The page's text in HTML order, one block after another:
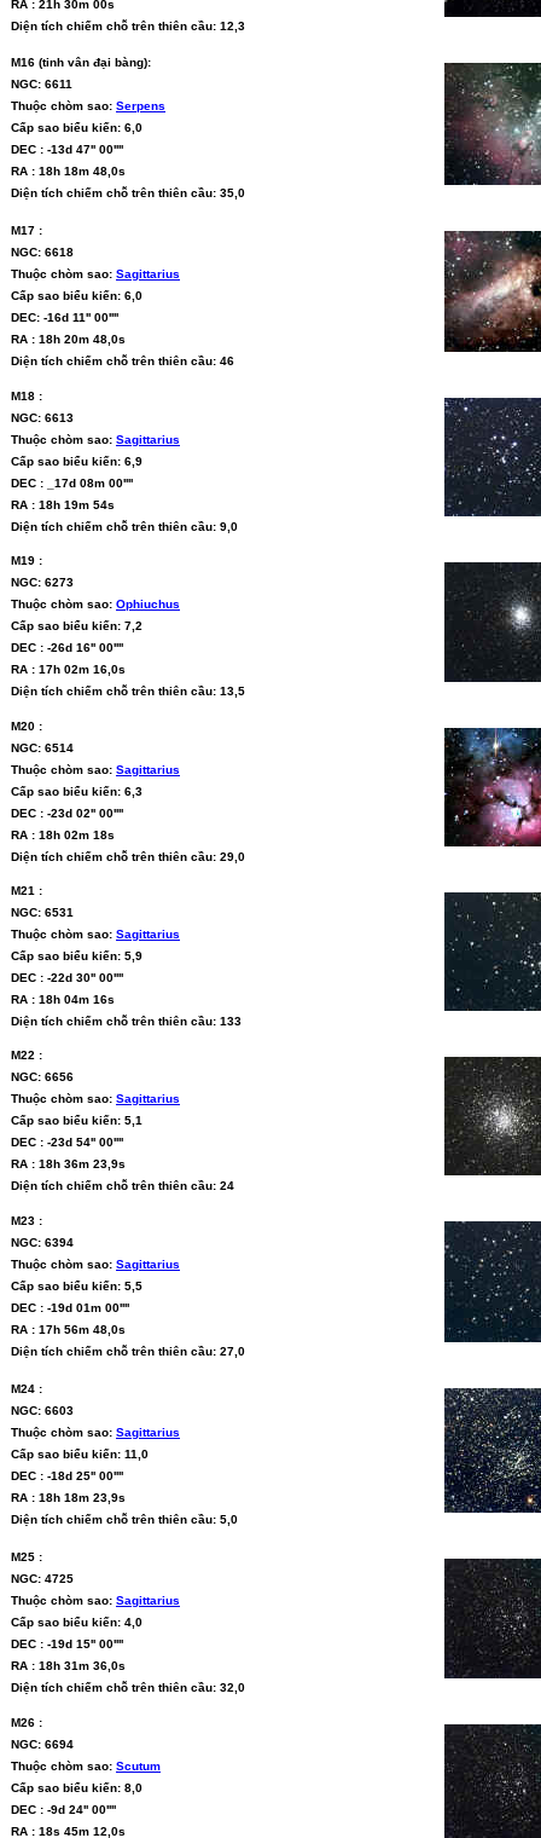
RA : 21h 30m 00s
Diện tích chiếm chỗ trên thiên cầu: 12,3
M16 (tinh vân đại bàng):
NGC: 6611
Thuộc chòm sao: Serpens
Cấp sao biểu kiến: 6,0
DEC : -13d 47'' 00''''
RA : 18h 18m 48,0s
Diện tích chiếm chỗ trên thiên cầu: 35,0
M17 :
NGC: 6618
Thuộc chòm sao: Sagittarius
Cấp sao biểu kiến: 6,0
DEC: -16d 11'' 00''''
RA : 18h 20m 48,0s
Diện tích chiếm chỗ trên thiên cầu: 46
M18 :
NGC: 6613
Thuộc chòm sao: Sagittarius
Cấp sao biểu kiến: 6,9
DEC : _17d 08m 00''''
RA : 18h 19m 54s
Diện tích chiếm chỗ trên thiên cầu: 9,0
M19 :
NGC: 6273
Thuộc chòm sao: Ophiuchus
Cấp sao biểu kiến: 7,2
DEC : -26d 16'' 00''''
RA : 17h 02m 16,0s
Diện tích chiếm chỗ trên thiên cầu: 13,5
M20 :
NGC: 6514
Thuộc chòm sao: Sagittarius
Cấp sao biểu kiến: 6,3
DEC : -23d 02'' 00''''
RA : 18h 02m 18s
Diện tích chiếm chỗ trên thiên cầu: 29,0
M21 :
NGC: 6531
Thuộc chòm sao: Sagittarius
Cấp sao biểu kiến: 5,9
DEC : -22d 30'' 00''''
RA : 18h 04m 16s
Diện tích chiếm chỗ trên thiên cầu: 133
M22 :
NGC: 6656
Thuộc chòm sao: Sagittarius
Cấp sao biểu kiến: 5,1
DEC : -23d 54'' 00''''
RA : 18h 36m 23,9s
Diện tích chiếm chỗ trên thiên cầu: 24
M23 :
NGC: 6394
Thuộc chòm sao: Sagittarius
Cấp sao biểu kiến: 5,5
DEC : -19d 01m 00''''
RA : 17h 56m 48,0s
Diện tích chiếm chỗ trên thiên cầu: 27,0
M24 :
NGC: 6603
Thuộc chòm sao: Sagittarius
Cấp sao biểu kiến: 11,0
DEC : -18d 25'' 00''''
RA : 18h 18m 23,9s
Diện tích chiếm chỗ trên thiên cầu: 5,0
M25 :
NGC: 4725
Thuộc chòm sao: Sagittarius
Cấp sao biểu kiến: 4,0
DEC : -19d 15'' 00''''
RA : 18h 31m 36,0s
Diện tích chiếm chỗ trên thiên cầu: 32,0
M26 :
NGC: 6694
Thuộc chòm sao: Scutum
Cấp sao biểu kiến: 8,0
DEC : -9d 24'' 00''''
RA : 18s 45m 12,0s